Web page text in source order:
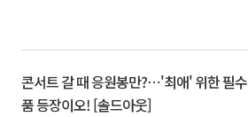
콘서트 갈 때 응원봉만?⋯'최애' 위한 필수
품 등장이오! [솔드아웃]